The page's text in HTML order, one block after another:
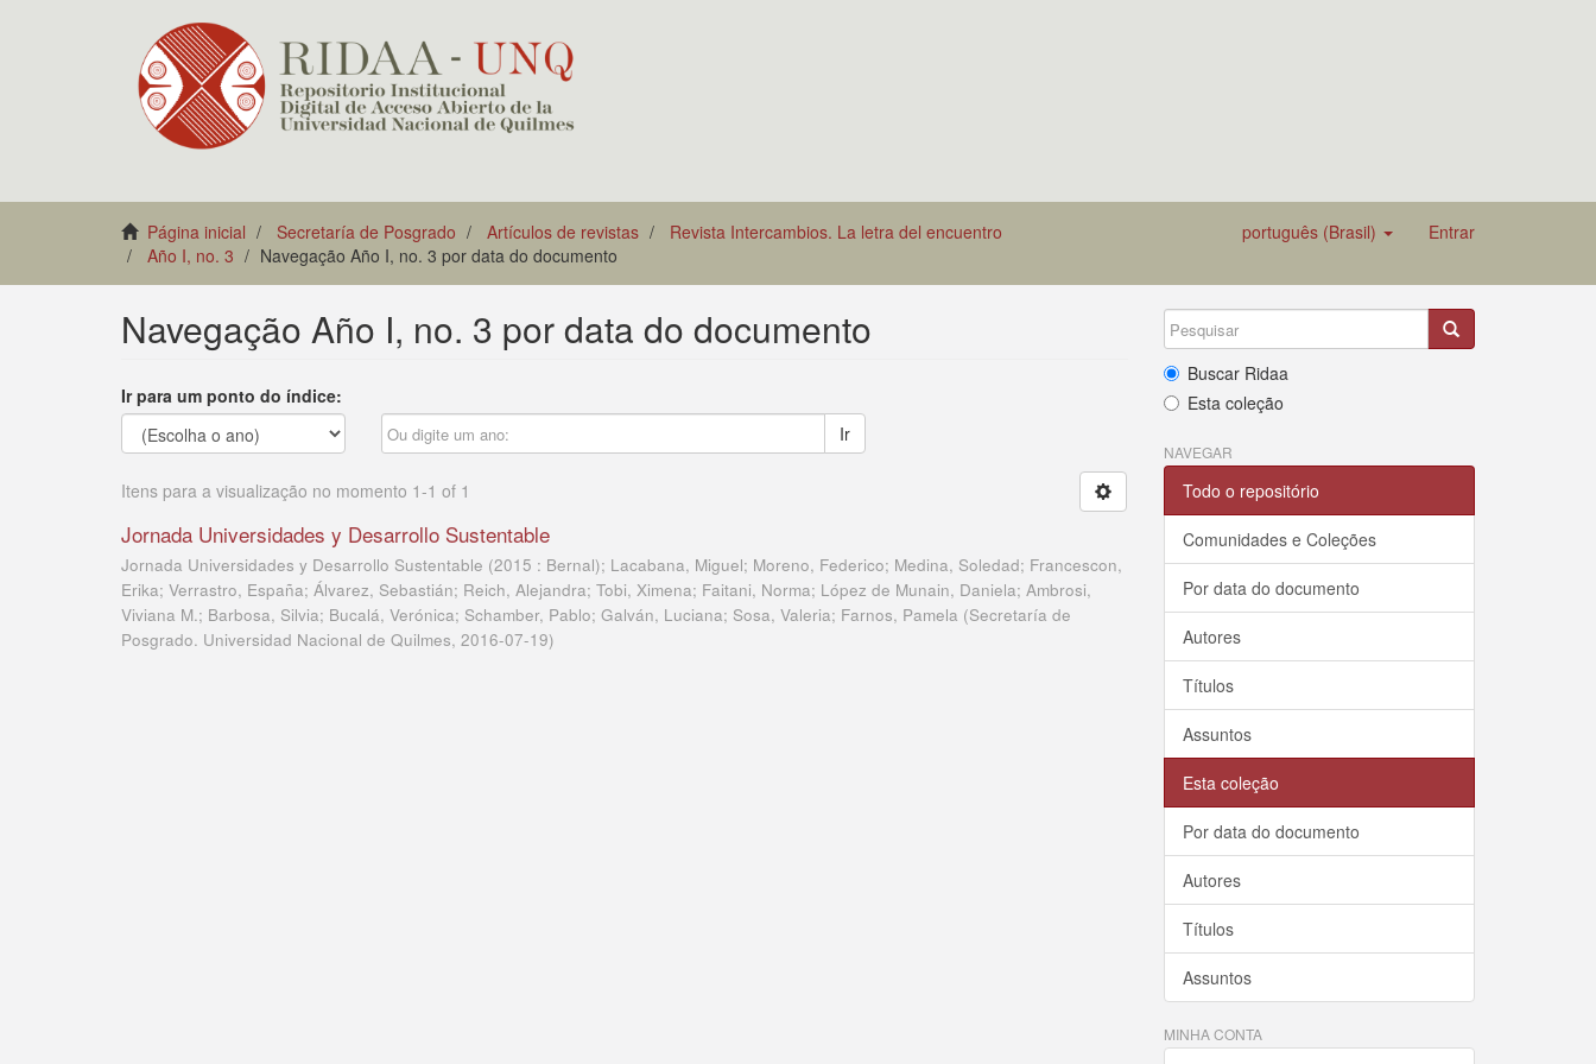
Página inicial Secretaría de Posgrado Artículos de revistas
Revista Intercambios. La letra del encuentro
Año I, no. 3
Navegação Año I, no. 3 por data do documento
português (Brasil) Entrar
Navegação Año I, no. 3 por data do documento
Ir para um ponto do índice:
Ir
Itens para a visualização no momento 1-1 of 1
Jornada Universidades y Desarrollo Sustentable
Jornada Universidades y Desarrollo Sustentable (2015 : Bernal); Lacabana, Miguel; Moreno, Federico; Medina, Soledad; Francescon,
Erika; Verrastro, España; Álvarez, Sebastián; Reich, Alejandra; Tobi, Ximena; Faitani, Norma; López de Munain, Daniela; Ambrosi,
Viviana M.; Barbosa, Silvia; Bucalá, Verónica; Schamber, Pablo; Galván, Luciana; Sosa, Valeria; Farnos, Pamela (Secretaría de
Posgrado. Universidad Nacional de Quilmes, 2016-07-19)
Buscar Ridaa
Esta coleção
NAVEGAR
Todo o repositório
Comunidades e Coleções
Por data do documento
Autores
Títulos
Assuntos
Esta coleção
Por data do documento
Autores
Títulos
Assuntos
MINHA CONTA